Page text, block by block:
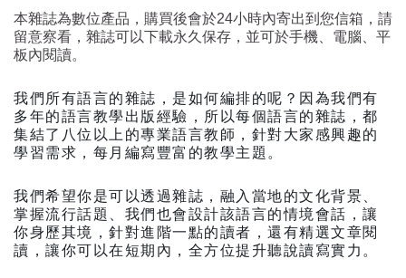
本雜誌為數位產品，購買後會於24小時內寄出到您信箱，請
留意察看，雜誌可以下載永久保存，並可於手機、電腦、平
板內閱讀。
我們所有語言的雜誌，是如何編排的呢？因為我們有
多年的語言教學出版經驗，所以每個語言的雜誌，都
集結了八位以上的專業語言教師，針對大家感興趣的
學習需求，每月編寫豐富的教學主題。
我們希望你是可以透過雜誌，融入當地的文化背景、
掌握流行話題、我們也會設計該語言的情境會話，讓
你身歷其境，針對進階一點的讀者，還有精選文章閱
讀，讓你可以在短期內，全方位提升聽說讀寫實力。